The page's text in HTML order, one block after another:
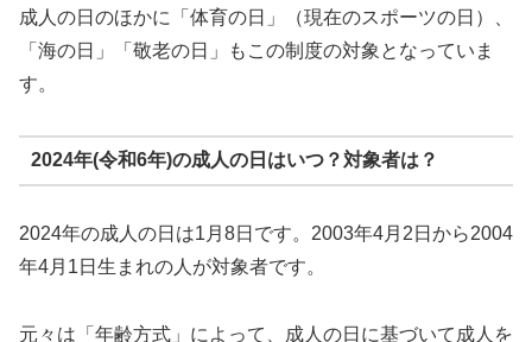
成人の日のほかに「体育の日」（現在のスポーツの日）、
「海の日」「敬老の日」もこの制度の対象となっていま
す。
2024年(令和6年)の成人の日はいつ？対象者は？
2024年の成人の日は1月8日です。2003年4月2日から2004
年4月1日生まれの人が対象者です。
元々は「年齢方式」によって、成人の日に基づいて成人を